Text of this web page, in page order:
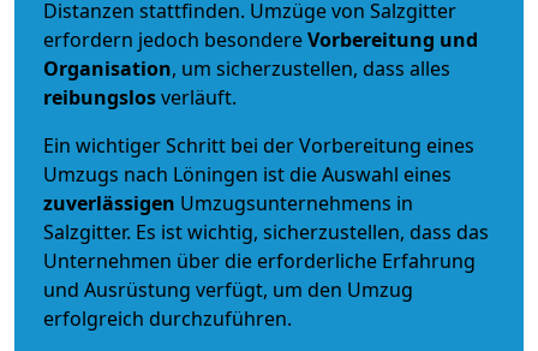
Distanzen stattfinden. Umzüge von Salzgitter
erfordern jedoch besondereVorbereitung und
Organisation, um sicherzustellen, dass alles
reibungslosverläuft.
Ein wichtiger Schritt bei der Vorbereitung eines
Umzugs nach Löningen ist die Auswahl eines
zuverlässigen Umzugsunternehmens in
Salzgitter. Es ist wichtig, sicherzustellen, dass das
Unternehmen über die erforderliche Erfahrung
und Ausrüstung verfügt, um den Umzug
erfolgreich durchzuführen.